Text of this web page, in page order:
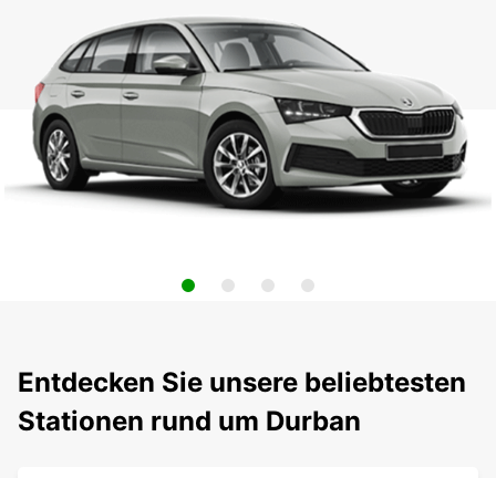
Entdecken Sie unsere beliebtesten
Stationen rund um Durban